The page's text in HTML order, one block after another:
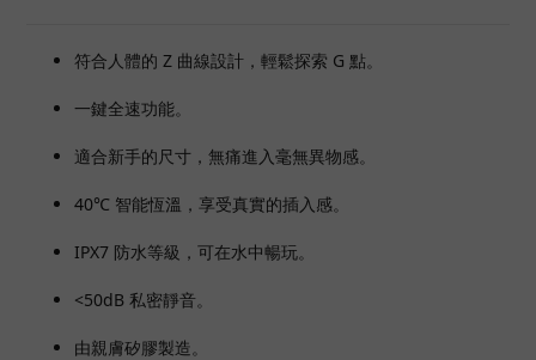
符合人體的 Z 曲線設計，輕鬆探索 G 點。
一鍵全速功能。
適合新手的尺寸，無痛進入毫無異物感。
40℃ 智能恆溫，享受真實的插入感。
IPX7 防水等級，可在水中暢玩。
<50dB 私密靜音。
由親膚矽膠製造。